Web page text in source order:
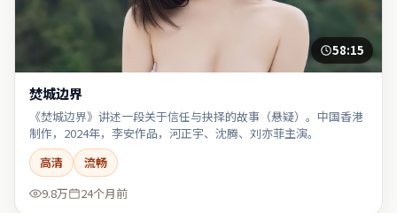
58:15
焚城边界
《焚城边界》讲述一段关于信任与抉择的故事（悬疑）。中国香港
制作，2024年，李安作品，河正宇、沈腾、刘亦菲主演。
高清
流畅
9.8万
24个月前